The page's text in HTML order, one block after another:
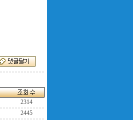
2314
2445